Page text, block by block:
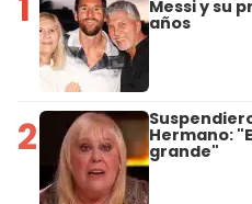
Messi y su
años
2 Hermano:
grande"